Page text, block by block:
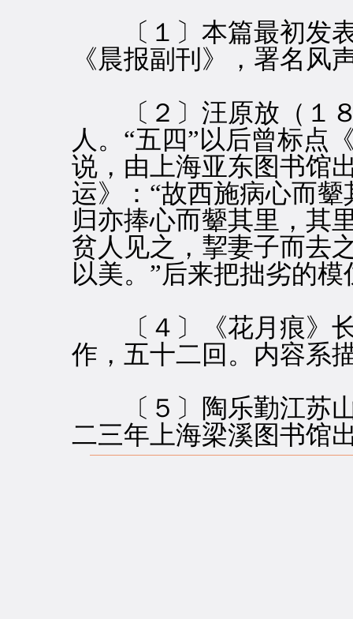
〔１〕本篇最初发表
《晨报副刊》，署名风
〔２〕汪原放（１８
人。“五四”以后曾标点
说，由上海亚东图书馆
运》：“故西施病心而
归亦捧心而颦其里，其
贫人见之，挈妻子而去
以美。”后来把拙劣的
〔４〕《花月痕》长
作，五十二回。内容系
〔５〕陶乐勤江苏山
二三年上海梁溪图书馆